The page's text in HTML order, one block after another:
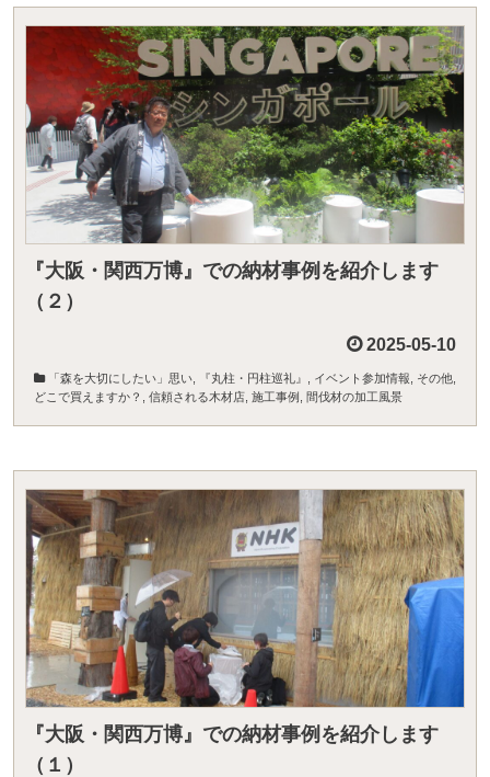
『大阪・関西万博』での納材事例を紹介します
（２）
2025-05-10
「森を大切にしたい」思い 『丸柱・円柱巡礼』 イベント参加情報 その他
どこで買えますか？
信頼される木材店 施工事例 間伐材の加工風景
『大阪・関西万博』での納材事例を紹介します
（１）